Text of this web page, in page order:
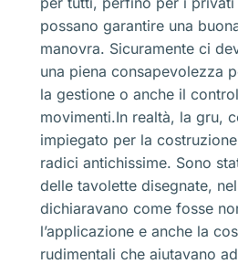
possano garantire una
manovra. Sicuramente ci
una piena consapevolezza
la gestione o anche il
movimenti.In realtà, la gru,
impiegato per la
radici antichissime. Sono
delle tavolette disegnate,
dichiaravano come fosse
l’applicazione e anche la
rudimentali che aiutavano